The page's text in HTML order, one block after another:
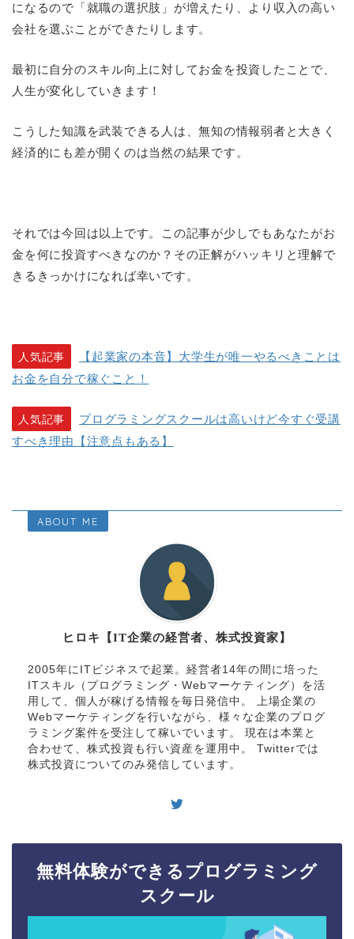
になるので「就職の選択肢」が増えたり、より収入の高い
会社を選ぶことができたりします。
最初に自分のスキル向上に対してお金を投資したことで、
人生が変化していきます！
こうした知識を武装できる人は、無知の情報弱者と大きく
経済的にも差が開くのは当然の結果です。
それでは今回は以上です。この記事が少しでもあなたがお
金を何に投資すべきなのか？その正解がハッキリと理解で
きるきっかけになれば幸いです。
人気記事
【起業家の本音】大学生が唯一やるべきことは
お金を自分で稼ぐこと！
人気記事
プログラミングスクールは高いけど今すぐ受講
すべき理由【注意点もある】
ABOUT ME
ヒロキ【IT企業の経営者、株式投資家】
2005年にITビジネスで起業。経営者14年の間に培った
ITスキル（プログラミング・Webマーケティング）を活
用して、個人が稼げる情報を毎日発信中。 上場企業の
Webマーケティングを行いながら、様々な企業のプログ
ラミング案件を受注して稼いでいます。 現在は本業と
合わせて、株式投資も行い資産を運用中。 Twitterでは
株式投資についてのみ発信しています。
無料体験ができるプログラミング
スクール